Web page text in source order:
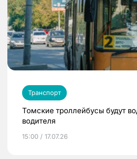
Транспорт
Томские троллейбусы будут
водителя
15:00 / 17.07.26